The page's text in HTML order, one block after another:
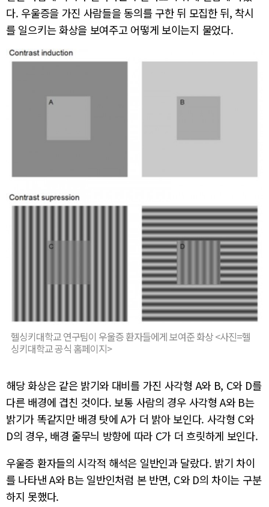
다. 우울증을 가진 사람들을 동의를 구한 뒤 모집한 뒤, 착시
를 일으키는 화상을 보여주고 어떻게 보이는지 물었다.
헬싱키대학교 연구팀이 우울증 환자들에게 보여준 화상 <사진=헬
싱키대학교 공식 홈페이지>
해당 화상은 같은 밝기와 대비를 가진 사각형 A와 B, C와 D를
다른 배경에 겹친 것이다. 보통 사람의 경우 사각형 A와 B는
밝기가 똑같지만 배경 탓에 A가 더 밝아 보인다. 사각형 C와
D의 경우, 배경 줄무늬 방향에 따라 C가 더 흐릿하게 보인다.
우울증 환자들의 시각적 해석은 일반인과 달랐다. 밝기 차이
를 나타낸 A와 B는 일반인처럼 본 반면, C와 D의 차이는 구분
하지 못했다.